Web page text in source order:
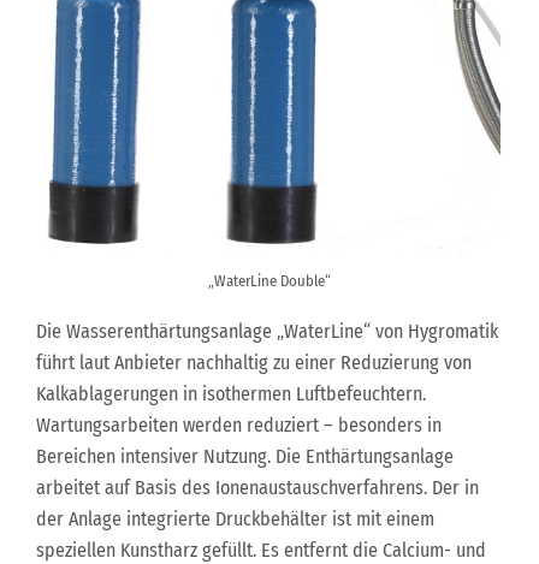
„WaterLine Double“
Die Wasserenthärtungsanlage „WaterLine“ von Hygromatik
führt laut Anbieter nachhaltig zu einer Reduzierung von
Kalkablagerungen in isothermen Luftbefeuchtern.
Wartungsarbeiten werden reduziert – besonders in
Bereichen intensiver Nutzung. Die Enthärtungsanlage
arbeitet auf Basis des Ionenaustauschverfahrens. Der in
der Anlage integrierte Druckbehälter ist mit einem
speziellen Kunstharz gefüllt. Es entfernt die Calcium- und